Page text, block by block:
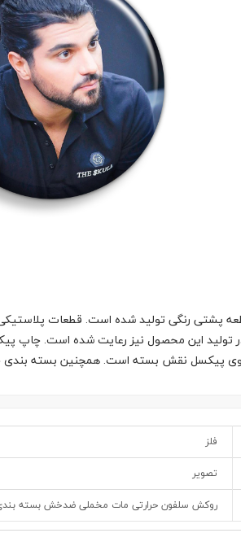
پشتی رنگی تولید شده است. قطعات
این محصول نیز رعایت شده است. چاپ
پیکسل نقش بسته است. همچنین بسته بندی
فلز
تصویر
روکش سلفون حرارتی مات مخملی ضدخش بسته بندی